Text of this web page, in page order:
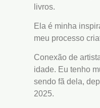
livros.
Ela é minha
meu processo
Conexão de
idade. Eu tenho
sendo fã dela,
2025.